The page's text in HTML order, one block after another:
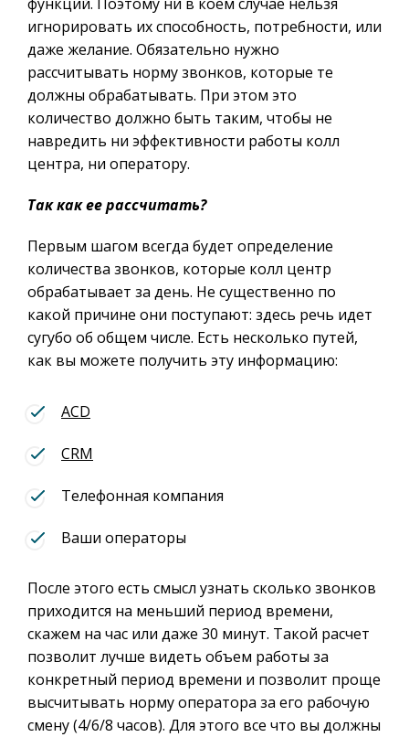
игнорировать их способность, потребности, или
даже желание. Обязательно нужно
рассчитывать норму звонков, которые те
должны обрабатывать. При этом это
количество должно быть таким, чтобы не
навредить ни эффективности работы колл
центра, ни оператору.
Так как ее рассчитать?
Первым шагом всегда будет определение
количества звонков, которые колл центр
обрабатывает за день. Не существенно по
какой причине они поступают: здесь речь идет
сугубо об общем числе. Есть несколько путей,
как вы можете получить эту информацию:
ACD
CRM
Телефонная компания
Ваши операторы
После этого есть смысл узнать сколько звонков
приходится на меньший период времени,
скажем на час или даже 30 минут. Такой расчет
позволит лучше видеть объем работы за
конкретный период времени и позволит проще
высчитывать норму оператора за его рабочую
смену (4/6/8 часов). Для этого все что вы должны